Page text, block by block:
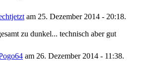
am 25. Dezember 2014 - 20:18.
zu dunkel... technisch aber gut
am 26. Dezember 2014 - 11:38.